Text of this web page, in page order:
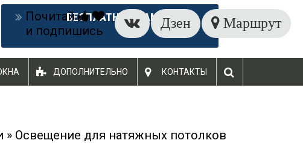
БЕСПЛАТНЫЙ ЗАМЕР
ДОПОЛНИТЕЛЬНО КОНТАКТЫ
Почитай
и подпишись
Дзен Маршрут
» Освещение для натяжных потолков